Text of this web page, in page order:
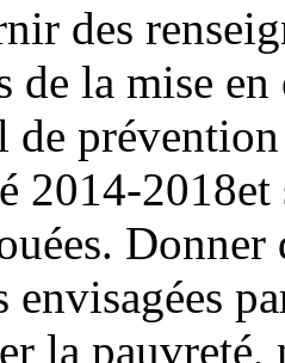
des
de la mise
de
2014-
envisagées
la